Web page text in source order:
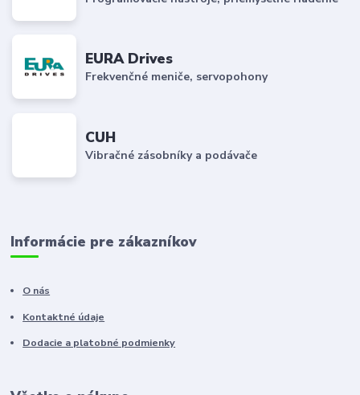
EURA Drives
Frekvenčné meniče, servopohony
CUH
Vibračné zásobníky a podávače
Informácie pre zákazníkov
O nás
Kontaktné údaje
Dodacie a platobné podmienky